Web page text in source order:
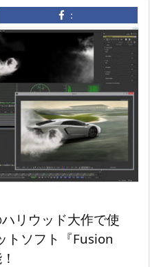
：
リウッド大作で使
トソフト『Fusion